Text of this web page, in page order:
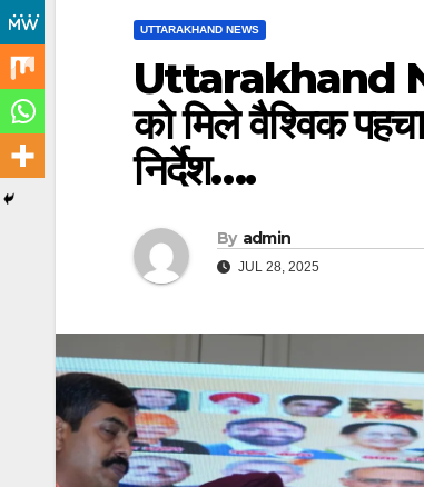
UTTARAKHAND NEWS
Uttarakhand
को मिले वैश्विक
निर्देश….
By admin
JUL 28, 2025